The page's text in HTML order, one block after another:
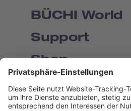
BÜCHI World
Support
Shop
Contact us